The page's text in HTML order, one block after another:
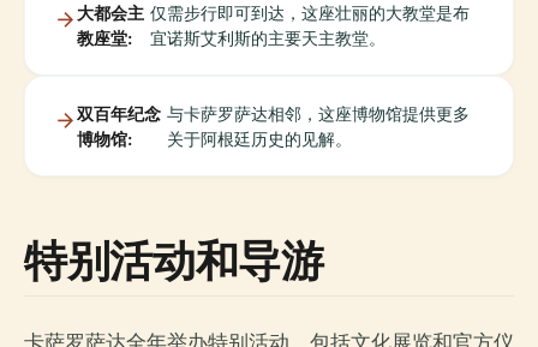
大都会主
教座堂:
仅需步行即可到达，这座壮丽的大教堂是布
宜诺斯艾利斯的主要天主教堂。
双百年纪念
博物馆:
与卡萨罗萨达相邻，这座博物馆提供更多
关于阿根廷历史的见解。
特别活动和导游